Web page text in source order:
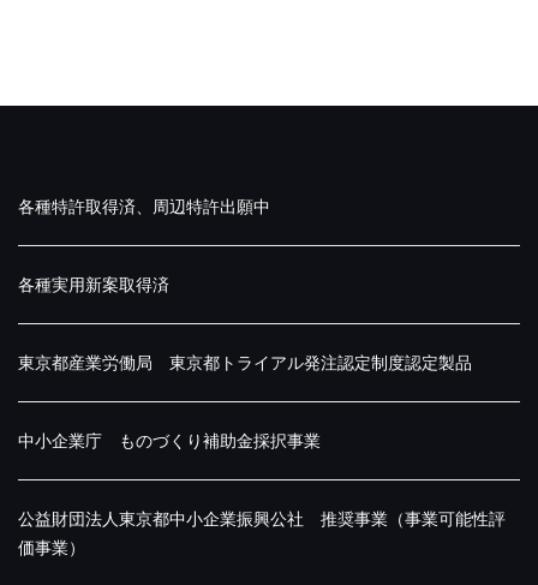
各種特許取得済、周辺特許出願中
各種実用新案取得済
東京都産業労働局 東京都トライアル発注認定制度認定製品
中小企業庁 ものづくり補助金採択事業
公益財団法人東京都中小企業振興公社 推奨事業（事業可能性評
価事業）